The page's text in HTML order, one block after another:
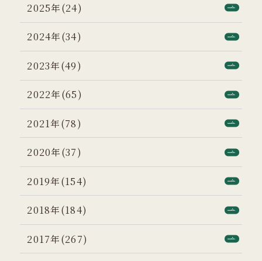
2025年(24)
2024年(34)
2023年(49)
2022年(65)
2021年(78)
2020年(37)
2019年(154)
2018年(184)
2017年(267)